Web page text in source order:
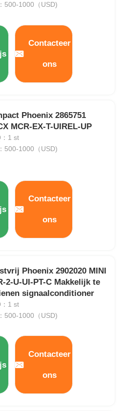
500-1000（USD)
Contacteer
ons
Phoenix 2865751
MCR-EX-T-UIREL-UP
1 st
500-1000（USD)
Contacteer
ons
Phoenix 2902020 MINI
2-U-UI-PT-C Makkelijk te
signaalconditioner
1 st
500-1000（USD)
Contacteer
ons